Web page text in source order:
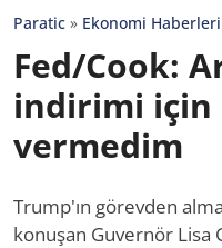
Paratic » Ekonomi Haberleri
Fed/Cook:
indirimi için
vermedim
Trump'ın görevden
konuşan Guvernör